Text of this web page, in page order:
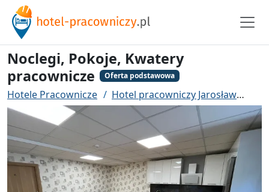
Noclegi, Pokoje, Kwatery
pracownicze
Oferta podstawowa
Hotele Pracownicze Hotel pracowniczy Jarosław